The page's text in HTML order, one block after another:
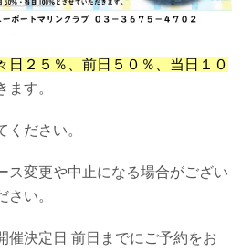
日２５％、前日５０％、当日１０
ます。
ください。
ス変更や中止になる場合がござい
さい。
催決定日 前日までにご予約をお